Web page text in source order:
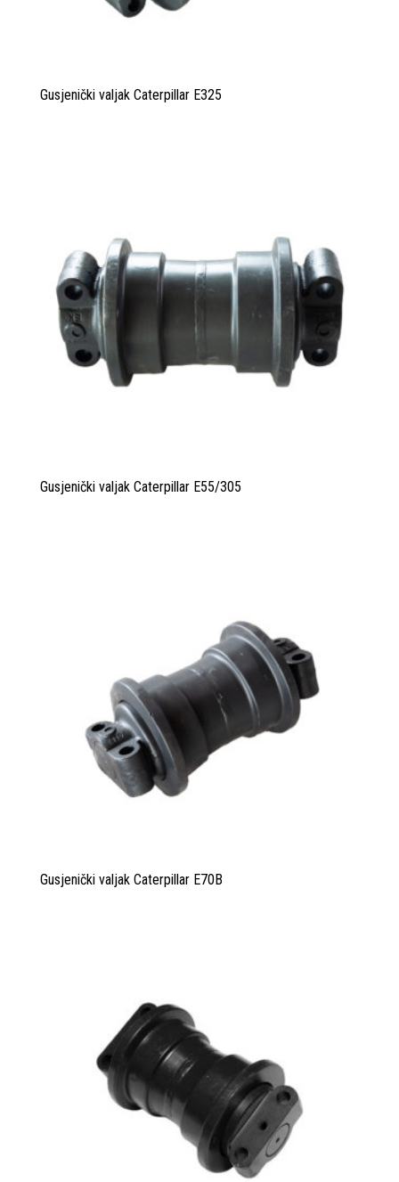
Gusjenički valjak Caterpillar E325
Gusjenički valjak Caterpillar E55/305
Gusjenički valjak Caterpillar E70B